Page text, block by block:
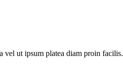
vel ut ipsum platea diam proin facilis.